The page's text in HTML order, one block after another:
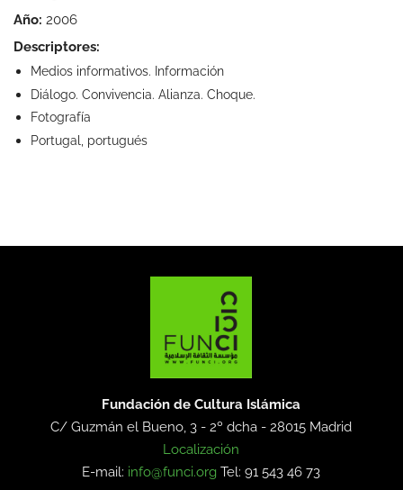
Año: 2006
Descriptores:
Medios informativos. Información
Diálogo. Convivencia. Alianza. Choque.
Fotografía
Portugal, portugués
Fundación de Cultura Islámica
C/ Guzmán el Bueno, 3 - 2º dcha -28015 Madrid
Localización
E-mail: info@funci.org Tel: 91 543 46 73